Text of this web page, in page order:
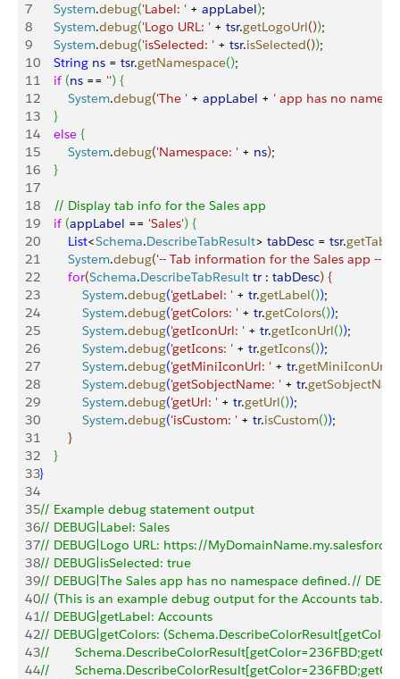
7
    System
.debug('Label: ' + appLabel);
8
    System
.debug('Logo URL: ' + tsr.getLogoUrl());
9
    System
.debug('isSelected: ' + tsr.isSelected());
10
    String
ns = tsr.getNamespace();
11
    if
(ns == '') {
12
        System
.debug('The ' + appLabel + ' app has no
13
}
14
    else
{
15
        System
.debug('Namespace: ' + ns);
16
}
17
18
    // Display tab info for the Sales app
19
    if
(appLabel == 'Sales') {
20
        List
<Schema.DescribeTabResult> tabDesc = tsr.getTabs
21
        System
.debug('-- Tab information for the Sales app --'
22
        for
(Schema.DescribeTabResult tr : tabDesc) {
23
            System
.debug('getLabel: ' + tr.getLabel());
24
            System
.debug('getColors: ' + tr.getColors());
25
            System
.debug('getIconUrl: ' + tr.getIconUrl());
26
            System
.debug('getIcons: ' + tr.getIcons());
27
            System
.debug('getMiniIconUrl: ' + tr.getMiniIconUrl
28
            System
.debug('getSobjectName: ' + tr.
29
            System
.debug('getUrl: ' + tr.getUrl());
30
            System
.debug('isCustom: ' + tr.isCustom());
31
}
32
}
33}
34
35// Example debug statement output
36// DEBUG|Label: Sales
37// DEBUG|Logo URL: https://
38// DEBUG|isSelected: true
39// DEBUG|The Sales app has no namespace defined.//
40// (This is an example debug output for the Accounts tab.)
41// DEBUG|getLabel: Accounts
42// DEBUG|getColors:
43//
44//